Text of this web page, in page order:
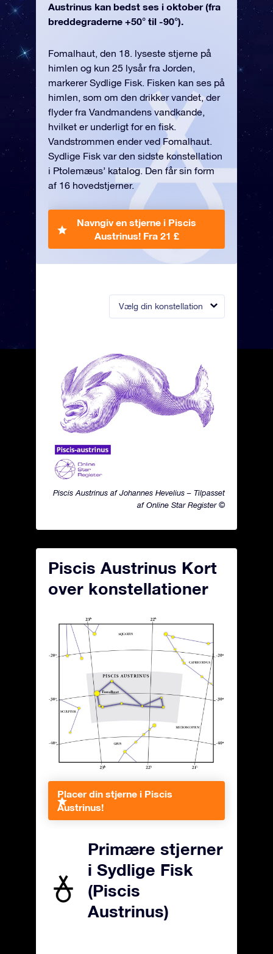
Vælg din konstellation
Piscis Austrinus af Johannes Hevelius – Tilpasset
af Online Star Register ©
Austrinus kan bedst ses i oktober (fra
breddegraderne +50° til -90°).
Fomalhaut, den 18. lyseste stjerne på
himlen og kun 25 lysår fra Jorden,
markerer Sydlige Fisk. Fisken kan ses på
himlen, som om den drikker vandet, der
flyder fra Vandmandens vandkande,
hvilket er underligt for en fisk.
Vandstrømmen ender ved Fomalhaut.
Sydlige Fisk var den sidste konstellation
i Ptolemæus’ katalog. Den får sin form
af 16 hovedstjerner.
Navngiv en stjerne i Piscis
Austrinus! Fra 21 £
Piscis Austrinus Kort
over konstellationer
Placer din stjerne i Piscis
Austrinus!
Primære stjerner
i Sydlige Fisk
(Piscis
Austrinus)